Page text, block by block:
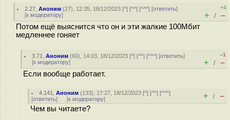
2.27 ,Аноним (27), 12:35, 18/12/2023 [^] [^^] [^^^] [ответить]
[к модератору]
+4
+ / –
Потом ещё выяснится что он и эти жалкие 100Мбит
медленнее гоняет
3.71 ,Аноним (60), 14:03, 18/12/2023 [^] [^^] [^^^] [ответить]
[к модератору]
–1
+ / –
Если вообще работает.
4.141 ,Аноним (133), 17:27, 18/12/2023 [^] [^^] [^^^]
[ответить] [к модератору] + / –
Чем вы читаете?